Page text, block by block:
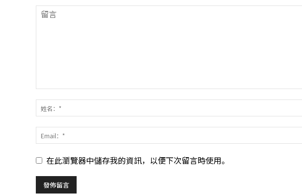
在此瀏覽器中儲存我的資訊，以便下次留言時使用。